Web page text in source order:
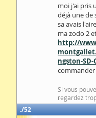
moi j'ai pris
déjà une
sa avais
ma zodo 2
http://
ngston-SD-
Si vous
regardez
52